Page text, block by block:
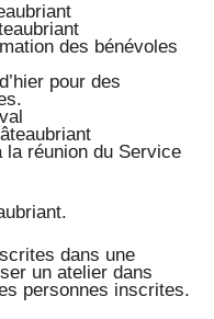
des bénévoles
pour des
réunion du Service
dans une
un atelier dans
personnes inscrites.